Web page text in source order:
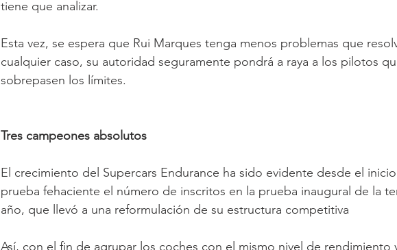
tiene que analizar.
Esta vez, se espera que Rui Marques tenga menos problemas que
cualquier caso, su autoridad seguramente pondrá a raya a los pilotos
sobrepasen los límites.
Tres campeones absolutos
El crecimiento del Supercars Endurance ha sido evidente desde el
prueba fehaciente el número de inscritos en la prueba inaugural de la
año, que llevó a una reformulación de su estructura competitiva
Así, con el fin de agrupar los coches con el mismo nivel de rendimiento